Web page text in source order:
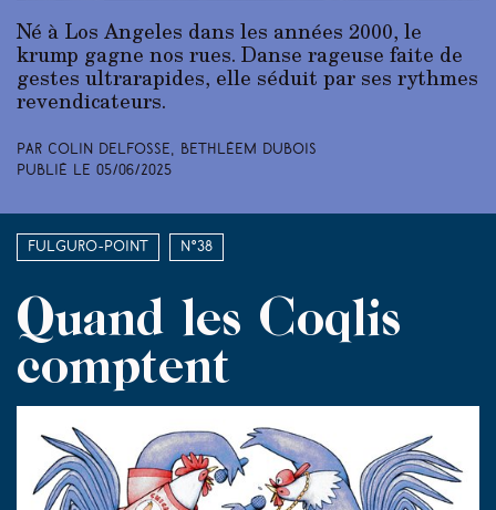
Né à Los Angeles dans les années 2000, le
krump gagne nos rues. Danse rageuse faite de
gestes ultrarapides, elle séduit par ses rythmes
revendicateurs.
Par Colin Delfosse, Bethléem Dubois
Publié le 05/06/2025
Fulguro-Point N°38
Quand les Coqlis
comptent